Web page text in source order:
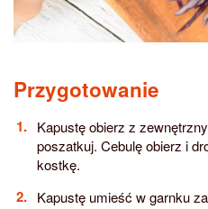
Przygotowanie
Kapustę obierz z
poszatkuj. Cebulę obierz i
kostkę.
Kapustę umieść w garnku